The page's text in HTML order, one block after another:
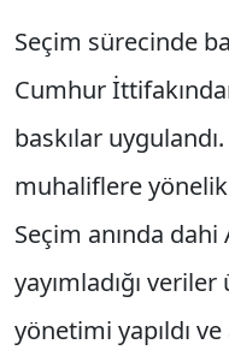
Seçim sürecinde
Cumhur
baskılar
muhaliflere
Seçim anında dahi
yayımladığı
yönetimi yapıldı